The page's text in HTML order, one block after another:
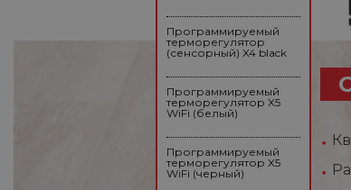
Программируемый
терморегулятор
(сенсорный) X4 black
Программируемый
терморегулятор X5
WiFi (белый)
Программируемый
терморегулятор X5
WiFi (черный)